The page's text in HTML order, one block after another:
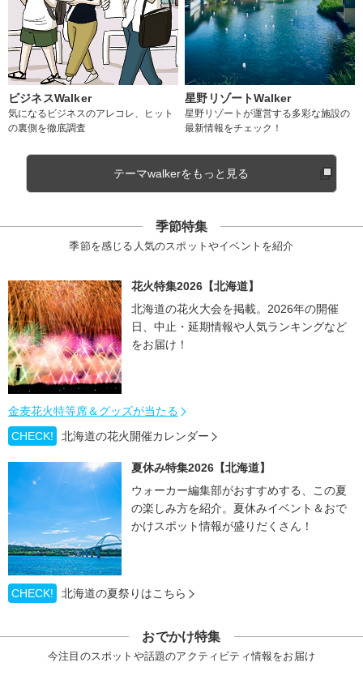
ビジネスWalker
気になるビジネスのアレコレ、ヒット
の裏側を徹底調査
星野リゾートWalker
星野リゾートが運営する多彩な施設の
最新情報をチェック！
テーマwalkerをもっと見る
季節特集
季節を感じる人気のスポットやイベントを紹介
花火特集2026【北海道】
北海道の花火大会を掲載。2026年の開催
日、中止・延期情報や人気ランキングなど
をお届け！
金麦花火特等席＆グッズが当たる
CHECK!
北海道の花火開催カレンダー
夏休み特集2026【北海道】
ウォーカー編集部がおすすめする、この夏
の楽しみ方を紹介。夏休みイベント＆おで
かけスポット情報が盛りだくさん！
CHECK! 北海道の夏祭りはこちら
おでかけ特集
今注目のスポットや話題のアクティビティ情報をお届け